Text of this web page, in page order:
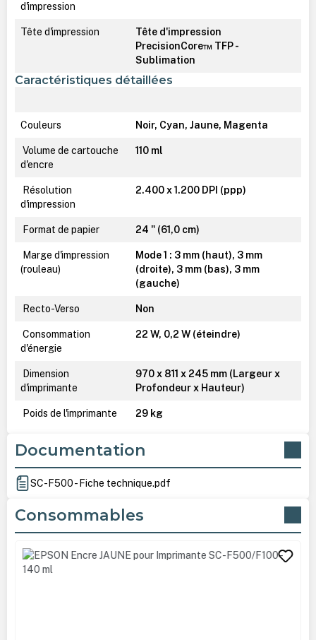
d'impression
Tête d'impression
Tête d'impression
PrecisionCore™ TFP -
Sublimation
Caractéristiques détaillées
Couleurs Noir, Cyan, Jaune, Magenta
Volume de cartouche
d'encre
110 ml
Résolution
d'impression
2.400 x 1.200 DPI (ppp)
Format de papier 24 " (61,0 cm)
Marge d'impression
(rouleau)
Mode 1 : 3 mm (haut), 3 mm
(droite), 3 mm (bas), 3 mm
(gauche)
Recto-Verso Non
Consommation
d'énergie
22 W, 0,2 W (éteindre)
Dimension
d'imprimante
970‎ x 811 x 245 mm (Largeur x
Profondeur x Hauteur)
Poids de l'imprimante 29 kg
Documentation
SC-F500 - Fiche technique.pdf
Consommables
Ignorer la galerie de produits